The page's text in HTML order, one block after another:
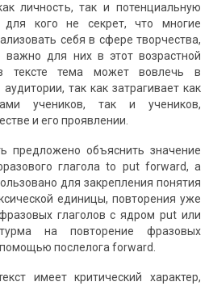
личность, так и потенциальную
для кого не секрет, что многие
себя в сфере творчества,
важно для них в этот возрастной
тексте тема может вовлечь в
так как затрагивает как
учеников, так и учеников,
и его проявлении.
объяснить значение
глагола to put forward, а
для закрепления понятия
единицы, повторения уже
глаголов с ядром put или
на повторение фразовых
послелога forward.
имеет критический характер,